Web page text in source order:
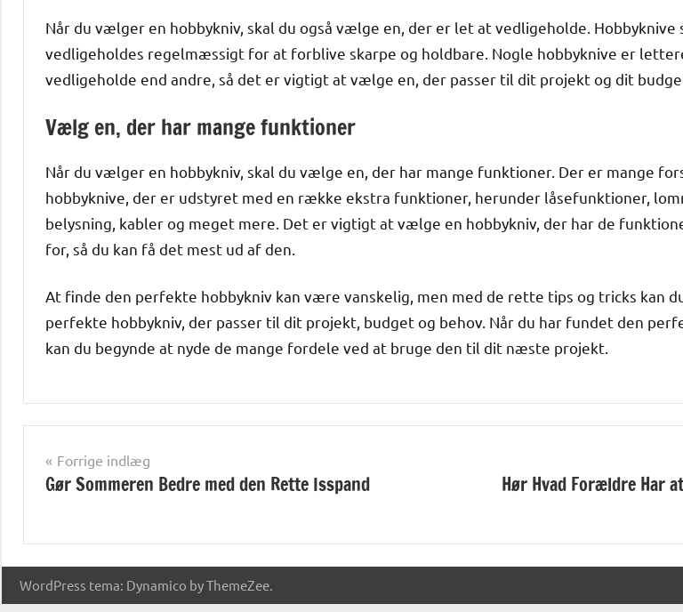
Når du vælger en hobbykniv, skal du også vælge en, der er let at vedligeholde. Hobbyknive
vedligeholdes regelmæssigt for at forblive skarpe og holdbare. Nogle hobbyknive er
vedligeholde end andre, så det er vigtigt at vælge en, der passer til dit projekt og dit
Vælg en, der har mange funktioner
Når du vælger en hobbykniv, skal du vælge en, der har mange funktioner. Der er mange
hobbyknive, der er udstyret med en række ekstra funktioner, herunder låsefunktioner,
belysning, kabler og meget mere. Det er vigtigt at vælge en hobbykniv, der har de
for, så du kan få det mest ud af den.
At finde den perfekte hobbykniv kan være vanskelig, men med de rette tips og tricks kan
perfekte hobbykniv, der passer til dit projekt, budget og behov. Når du har fundet den
kan du begynde at nyde de mange fordele ved at bruge den til dit næste projekt.
og artikler
Indlægsnavigation
Forrige indlæg
Gør Sommeren Bedre med den Rette Isspand
Hør Hvad Forældre Har
WordPress tema: Dynamico by ThemeZee.